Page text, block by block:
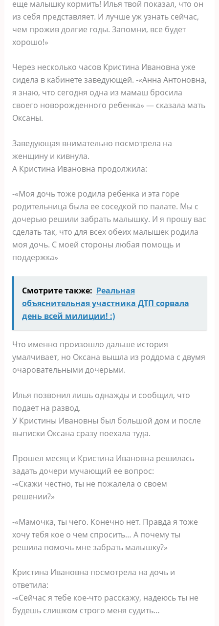
еще малышку кормить! Илья твой показал, что он
из себя представляет. И лучше уж узнать сейчас,
чем прожив долгие годы. Запомни, все будет
хорошо!»
Через несколько часов Кристина Ивановна уже
сидела в кабинете заведующей. -«Анна Антоновна,
я знаю, что сегодня одна из мамаш бросила
своего новорожденного ребенка» — сказала мать
Оксаны.
Заведующая внимательно посмотрела на
женщину и кивнула.
А Кристина Ивановна продолжила:
-«Моя дочь тоже родила ребенка и эта горе
родительница была ее соседкой по палате. Мы с
дочерью решили забрать малышку. И я прошу вас
сделать так, что для всех обеих малышек родила
моя дочь. С моей стороны любая помощь и
поддержка»
Смотрите также: Реальная
объяснительная участника ДТП сорвала
день всей милиции! :)
Что именно произошло дальше история
умалчивает, но Оксана вышла из роддома с двумя
очаровательными дочерьми.
Илья позвонил лишь однажды и сообщил, что
подает на развод.
У Кристины Ивановны был большой дом и после
выписки Оксана сразу поехала туда.
Прошел месяц и Кристина Ивановна решилась
задать дочери мучающий ее вопрос:
-«Скажи честно, ты не пожалела о своем
решении?»
-«Мамочка, ты чего. Конечно нет. Правда я тоже
хочу тебя кое о чем спросить… А почему ты
решила помочь мне забрать малышку?»
Кристина Ивановна посмотрела на дочь и
ответила:
-«Сейчас я тебе кое-что расскажу, надеюсь ты не
будешь слишком строго меня судить…